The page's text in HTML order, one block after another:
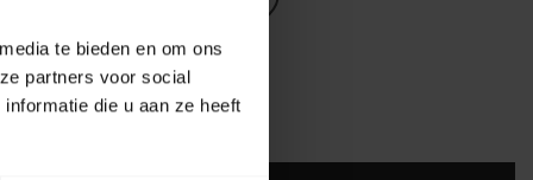
te bieden en om ons
partners voor social
die u aan ze heeft